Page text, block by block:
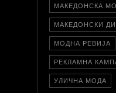
МАКЕДОНСКА
МАКЕДОНСКИ
МОДНА РЕВИЈА
РЕКЛАМНА
УЛИЧНА МОДА